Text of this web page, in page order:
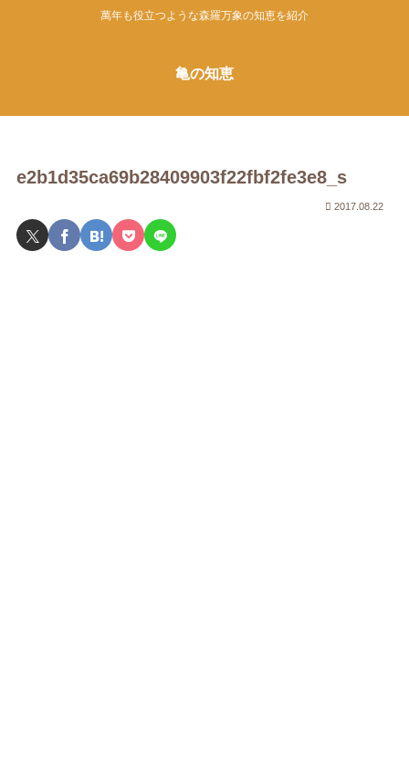
萬年も役立つような森羅万象の知恵を紹介
亀の知恵
e2b1d35ca69b28409903f22fbf2fe3e8_s
2017.08.22